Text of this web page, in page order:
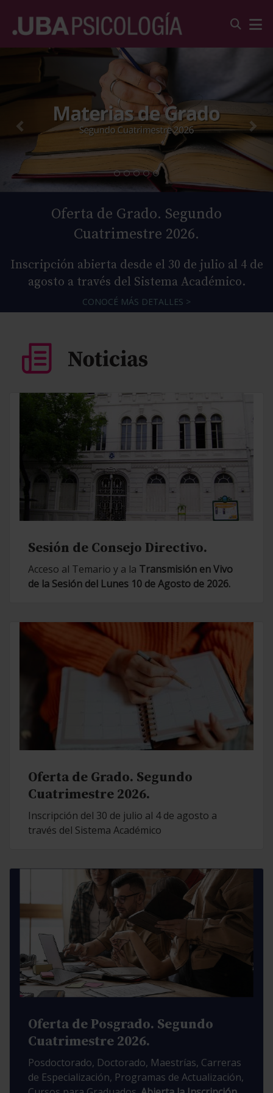
Oferta de Grado. Segundo
Cuatrimestre 2026.
Inscripción abierta desde el 30 de julio al 4 de
agosto a través del Sistema Académico.
CONOCÉ MÁS DETALLES >
Sesión de Consejo Directivo.
Acceso al Temario y a la Transmisión en Vivo
de la Sesión del Lunes 10 de Agosto de 2026.
Oferta de Grado. Segundo
Cuatrimestre 2026.
Inscripción del 30 de julio al 4 de agosto a
través del Sistema Académico
Oferta de Posgrado. Segundo
Cuatrimestre 2026.
Posdoctorado, Doctorado, Maestrías, Carreras
de Especialización, Programas de Actualización,